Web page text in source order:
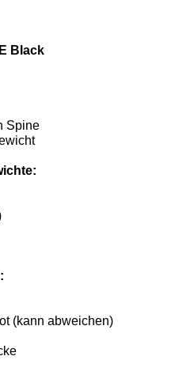
Black
Spine
(kann abweichen)